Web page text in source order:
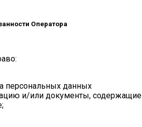
Оператора
персональных данных
и/или документы, содержащие